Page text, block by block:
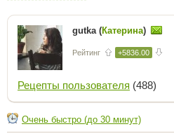
gutka (Катерина)
Рейтинг +5836.00
Рецепты пользователя (488)
Очень быстро (до 30 минут)